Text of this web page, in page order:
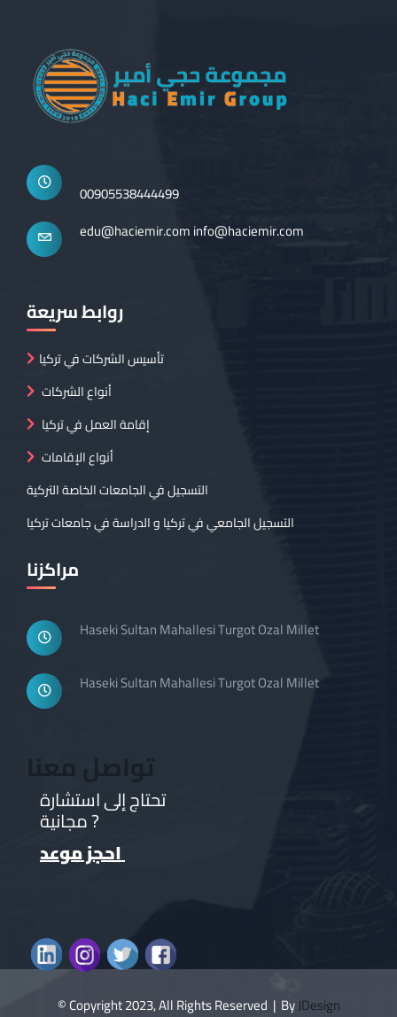
00905538444499
edu@haciemir.cominfo@haciemir.com
روابط سريعة
تأسيس الشركات في تركيا
أنواع الشركات
إقامة العمل في تركيا
أنواع الإقامات
التسجيل في الجامعات الخاصة التركية
التسجيل الجامعي في تركيا و الدراسة في جامعات تركيا
مراكزنا
Haseki Sultan Mahallesi Turgot Ozal Millet
Haseki Sultan Mahallesi Turgot Ozal Millet
تواصل معنا
تحتاج إلى استشارة
مجانية ?
احجز موعد
© Copyright 2023, All Rights Reserved | ByJDesign